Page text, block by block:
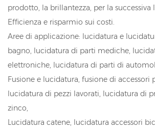
prodotto, la brillantezza, per la successiva
Efficienza e risparmio sui costi.
Aree di applicazione: lucidatura e
bagno, lucidatura di parti mediche,
elettroniche, lucidatura di parti di
Fusione e lucidatura, fusione di accessori
lucidatura di pezzi lavorati, lucidatura di
zinco,
Lucidatura catene, lucidatura accessori